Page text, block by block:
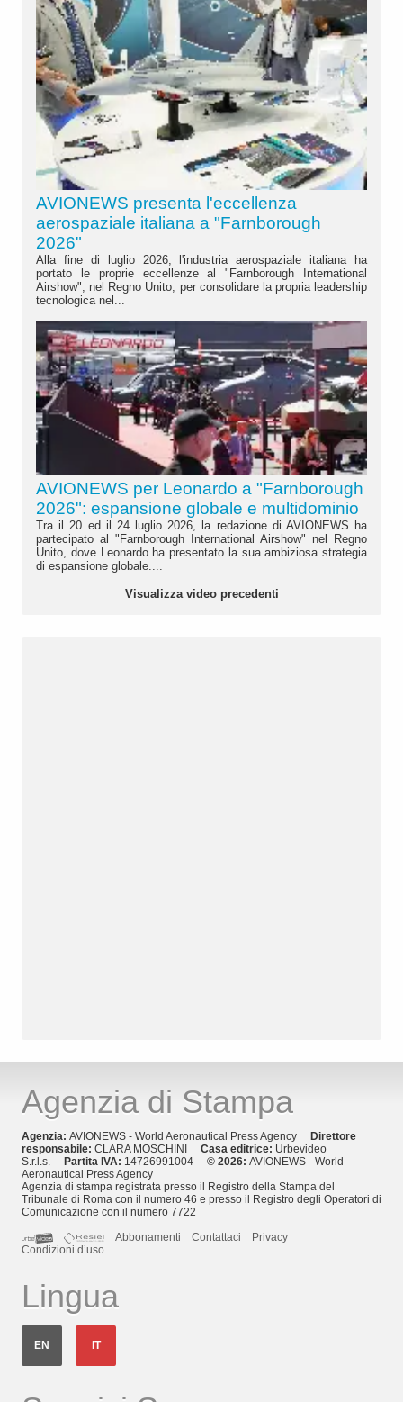
AVIONEWS presenta l'eccellenza
aerospaziale italiana a "Farnborough
2026"
Alla fine di luglio 2026, l'industria aerospaziale italiana ha
portato le proprie eccellenze al "Farnborough International
Airshow", nel Regno Unito, per consolidare la propria leadership
tecnologica nel...
AVIONEWS per Leonardo a "Farnborough
2026": espansione globale e multidominio
Tra il 20 ed il 24 luglio 2026, la redazione di AVIONEWS ha
partecipato al "Farnborough International Airshow" nel Regno
Unito, dove Leonardo ha presentato la sua ambiziosa strategia
di espansione globale....
Visualizza video precedenti
Agenzia di Stampa
Agenzia: AVIONEWS - World Aeronautical Press Agency
Direttore
responsabile: CLARA MOSCHINI Casa editrice: Urbevideo
S.r.l.s.
Partita IVA: 14726991004 © 2026: AVIONEWS - World
Aeronautical Press Agency
Agenzia di stampa registrata presso il Registro della Stampa del
Tribunale di Roma con il numero 46 e presso il Registro degli Operatori di
Comunicazione con il numero 7722
Abbonamenti
Contattaci
Privacy
Condizioni d’uso
Lingua
EN IT